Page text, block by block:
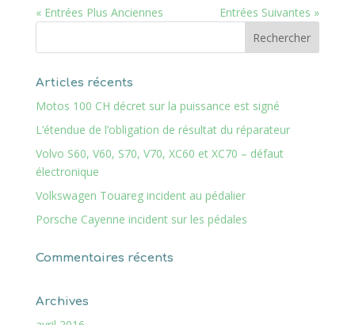
« Entrées Plus Anciennes Entrées Suivantes »
Articles récents
Motos 100 CH décret sur la puissance est signé
L’étendue de l’obligation de résultat du réparateur
Volvo S60, V60, S70, V70, XC60 et XC70 – défaut
électronique
Volkswagen Touareg incident au pédalier
Porsche Cayenne incident sur les pédales
Commentaires récents
Archives